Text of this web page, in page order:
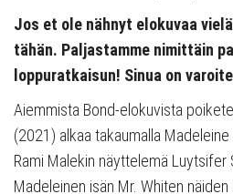
Jos et ole nähnyt elokuvaa
tähän. Paljastamme nimittäin
loppuratkaisun! Sinua on
Aiemmista Bond-elokuvista
(2021) alkaa takaumalla Madeleine
Rami Malekin näyttelemä Luytsifer
Madeleinen isän Mr. Whiten